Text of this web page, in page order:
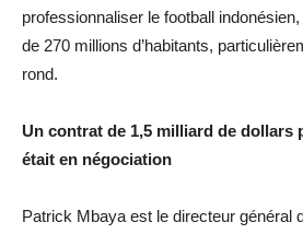
professionnaliser le football
de 270 millions d’habitants,
rond.
Un contrat de 1,5 milliard de dollars
était en négociation
Patrick Mbaya est le directeur général